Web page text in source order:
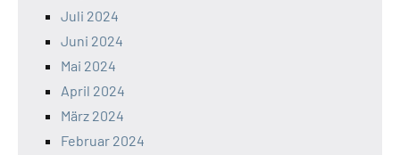
Juli 2024
Juni 2024
Mai 2024
April 2024
März 2024
Februar 2024